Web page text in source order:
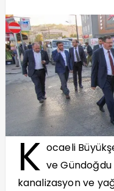
K ocaeli
ve
kanalizasyon ve